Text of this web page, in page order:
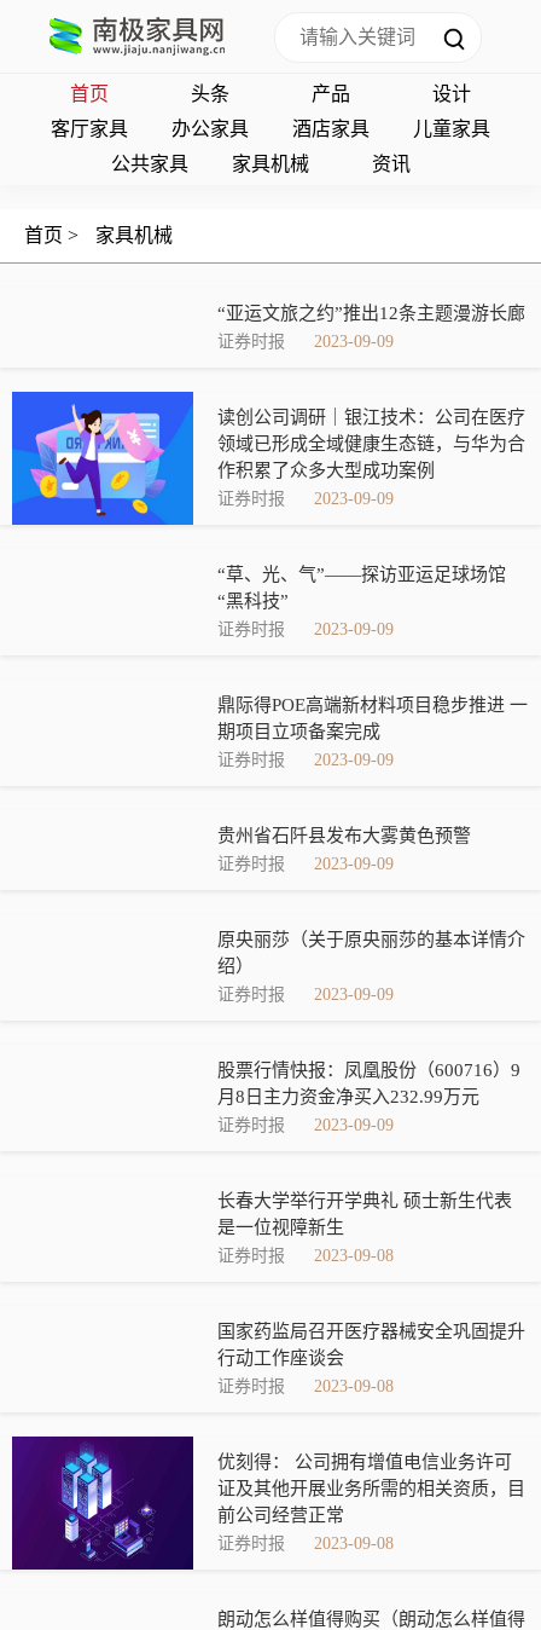
首页 头条 产品
设计
客厅家具
办公家具 酒店家具
儿童家具
公共家具
家具机械 资讯
首页 > 家具机械
“亚运文旅之约”推出12条主题漫游长廊
证券时报 2023-09-09
读创公司调研｜银江技术：公司在医疗
领域已形成全域健康生态链，与华为合
作积累了众多大型成功案例
证券时报 2023-09-09
“草、光、气”——探访亚运足球场馆
“黑科技”
证券时报 2023-09-09
鼎际得POE高端新材料项目稳步推进 一
期项目立项备案完成
证券时报 2023-09-09
贵州省石阡县发布大雾黄色预警
证券时报 2023-09-09
原央丽莎（关于原央丽莎的基本详情介
绍）
证券时报 2023-09-09
股票行情快报：凤凰股份（600716）9
月8日主力资金净买入232.99万元
证券时报 2023-09-09
长春大学举行开学典礼 硕士新生代表
是一位视障新生
证券时报 2023-09-08
国家药监局召开医疗器械安全巩固提升
行动工作座谈会
证券时报 2023-09-08
优刻得： 公司拥有增值电信业务许可
证及其他开展业务所需的相关资质，目
前公司经营正常
证券时报 2023-09-08
朗动怎么样值得购买（朗动怎么样值得